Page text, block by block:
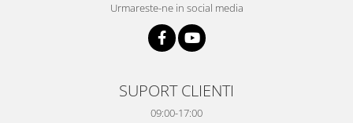
Urmareste-ne in social media
SUPORT CLIENTI
09:00-17:00